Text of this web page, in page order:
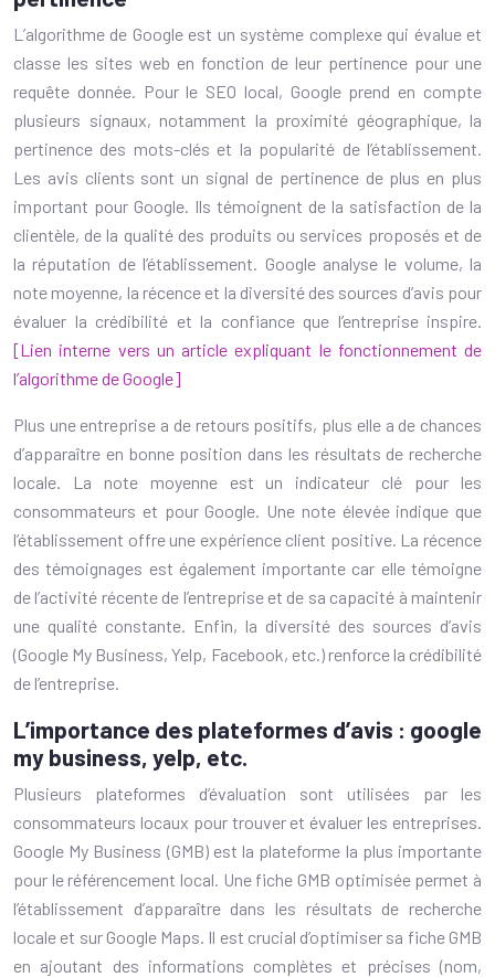
L’algorithme de Google est un système complexe qui évalue et
classe les sites web en fonction de leur pertinence pour une
requête donnée. Pour le SEO local, Google prend en compte
plusieurs signaux, notamment la proximité géographique, la
pertinence des mots-clés et la popularité de l’établissement.
Les avis clients sont un signal de pertinence de plus en plus
important pour Google. Ils témoignent de la satisfaction de la
clientèle, de la qualité des produits ou services proposés et de
la réputation de l’établissement. Google analyse le volume, la
note moyenne, la récence et la diversité des sources d’avis pour
évaluer la crédibilité et la confiance que l’entreprise inspire.
[Lien interne vers un article expliquant le fonctionnement de
l’algorithme de Google]
Plus une entreprise a de retours positifs, plus elle a de chances
d’apparaître en bonne position dans les résultats de recherche
locale. La note moyenne est un indicateur clé pour les
consommateurs et pour Google. Une note élevée indique que
l’établissement offre une expérience client positive. La récence
des témoignages est également importante car elle témoigne
de l’activité récente de l’entreprise et de sa capacité à maintenir
une qualité constante. Enfin, la diversité des sources d’avis
(Google My Business, Yelp, Facebook, etc.) renforce la crédibilité
de l’entreprise.
L’importance des plateformes d’avis : google
my business, yelp, etc.
Plusieurs plateformes d’évaluation sont utilisées par les
consommateurs locaux pour trouver et évaluer les entreprises.
Google My Business (GMB) est la plateforme la plus importante
pour le référencement local. Une fiche GMB optimisée permet à
l’établissement d’apparaître dans les résultats de recherche
locale et sur Google Maps. Il est crucial d’optimiser sa fiche GMB
en ajoutant des informations complètes et précises (nom,